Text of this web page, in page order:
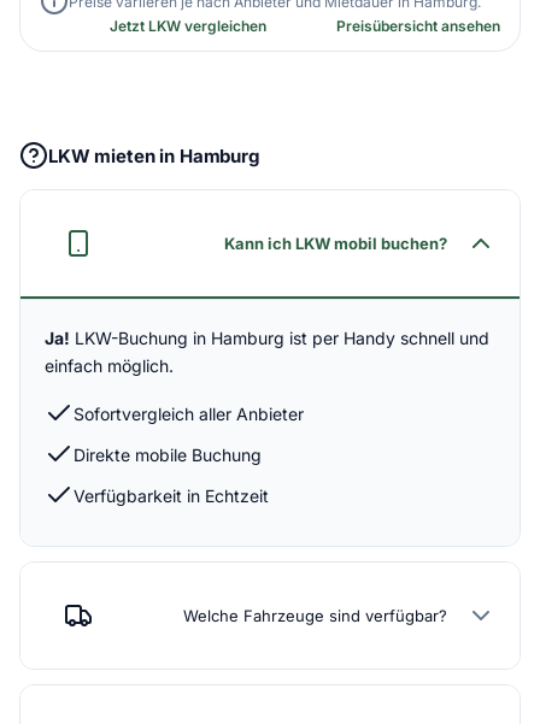
Jetzt LKW vergleichen
Preisübersicht ansehen
LKW mieten in Hamburg
Kann ich LKW mobil buchen?
Ja! LKW-Buchung in Hamburg ist per Handy schnell und
einfach möglich.
Sofortvergleich aller Anbieter
Direkte mobile Buchung
Verfügbarkeit in Echtzeit
Welche Fahrzeuge sind verfügbar?